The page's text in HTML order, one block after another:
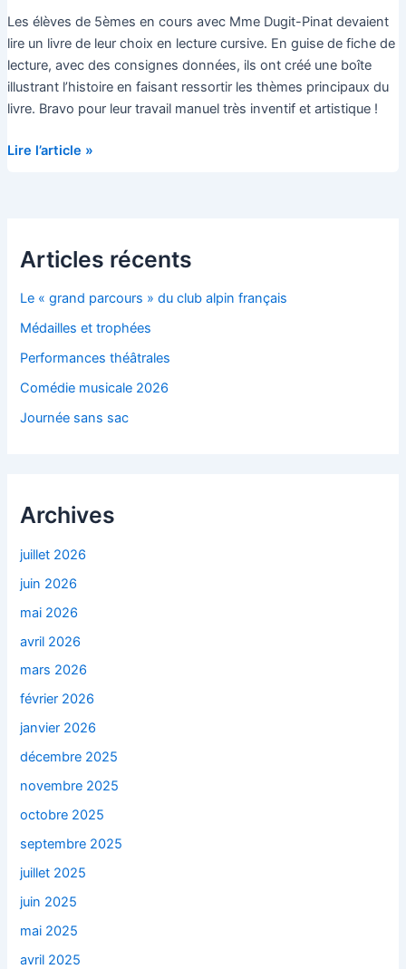
Les élèves de 5èmes en cours avec Mme Dugit-Pinat devaient
lire un livre de leur choix en lecture cursive. En guise de fiche de
lecture, avec des consignes données, ils ont créé une boîte
illustrant l’histoire en faisant ressortir les thèmes principaux du
livre. Bravo pour leur travail manuel très inventif et artistique !
Lecture
Lire l’article »
Articles récents
Le « grand parcours » du club alpin français
Médailles et trophées
Performances théâtrales
Comédie musicale 2026
Journée sans sac
Archives
juillet 2026
juin 2026
mai 2026
avril 2026
mars 2026
février 2026
janvier 2026
décembre 2025
novembre 2025
octobre 2025
septembre 2025
juillet 2025
juin 2025
mai 2025
avril 2025